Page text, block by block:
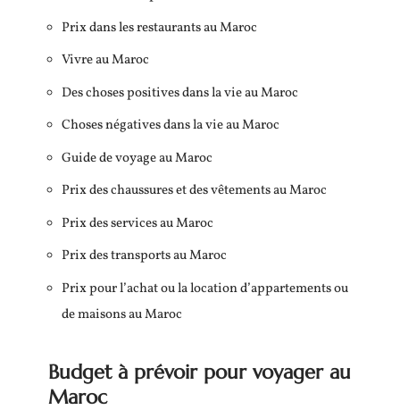
Prix dans les restaurants au Maroc
Vivre au Maroc
Des choses positives dans la vie au Maroc
Choses négatives dans la vie au Maroc
Guide de voyage au Maroc
Prix des chaussures et des vêtements au Maroc
Prix des services au Maroc
Prix des transports au Maroc
Prix pour l’achat ou la location d’appartements ou
de maisons au Maroc
Budget à prévoir pour voyager au
Maroc